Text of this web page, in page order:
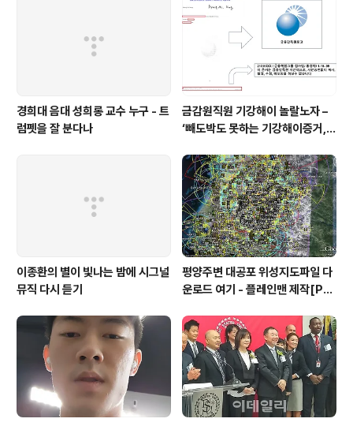
경희대 음대 성희롱 교수 누구 - 트
럼펫을 잘 분다나
금감원직원 기강해이 놀랄노자 –
‘빼도박도 못하는 기강해이증거,
가상화폐사기 연방 법원 소송장 보
니 금감원 컴퓨터서 출력 – 개인 소
송장에 ‘금감..
이종환의 별이 빛나는 밤에 시그널
뮤직 다시 듣기
평양주변 대공포 위성지도파일 다
운로드 여기 - 플레인맨 제작[PL